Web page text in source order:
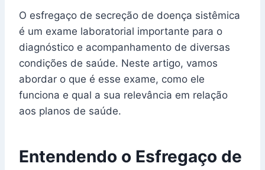
O esfregaço de secreção de doença sistêmica
é um exame laboratorial importante para o
diagnóstico e acompanhamento de diversas
condições de saúde. Neste artigo, vamos
abordar o que é esse exame, como ele
funciona e qual a sua relevância em relação
aos planos de saúde.
Entendendo o Esfregaço de